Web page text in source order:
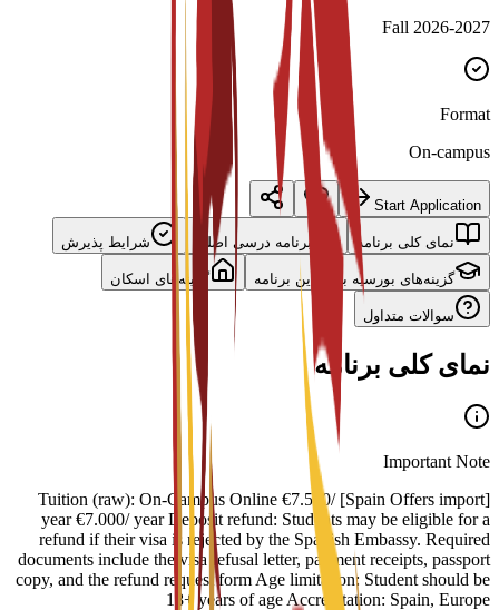
Fall 2026-2027
Format
On-campus
Start Application
نمای کلی برنامه برنامه درسی اصلی شرایط پذیرش
گزینه‌های بورسیه برای این برنامه گزینه‌های اسکان
سوالات متداول
نمای کلی برنامه
Important Note
[Spain Offers import] Tuition (raw): On-Campus Online €7.500/
year €7.000/ year Deposit refund: Students may be eligible for a
refund if their visa is rejected by the Spanish Embassy. Required
documents include the visa refusal letter, payment receipts, passport
copy, and the refund request form Age limitation: Student should be
18+ years of age Accreditation: Spain, Europe